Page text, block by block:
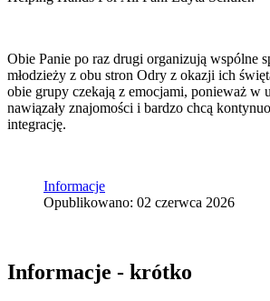
Obie Panie po raz drugi organizują wspólne
młodzieży z obu stron Odry z okazji ich
obie grupy czekają z emocjami, ponieważ w
nawiązały znajomości i bardzo chcą
integrację.
Informacje
Opublikowano: 02 czerwca 2026
Informacje - krótko